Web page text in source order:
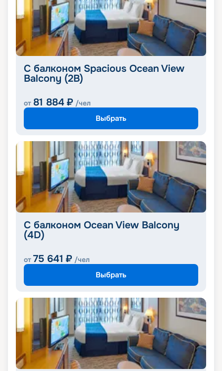
С балконом Spacious Ocean View
Balcony (2B)
от 81 884 ₽ /чел
Выбрать
С балконом Ocean View Balcony
(4D)
от 75 641 ₽ /чел
Выбрать